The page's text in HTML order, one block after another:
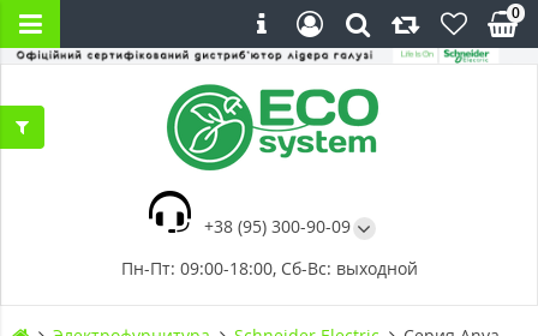
+38 (95) 300-90-09
Пн-Пт: 09:00-18:00, Сб-Вс: выходной
0